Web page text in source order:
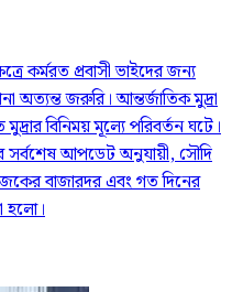
কর্মরত প্রবাসী ভাইদের জন্য
অত্যন্ত জরুরি। আন্তর্জাতিক মুদ্রা
বিনিময় মূল্যে পরিবর্তন ঘটে।
আপডেট অনুযায়ী, সৌদি
বাজারদর এবং গত দিনের
হলো।